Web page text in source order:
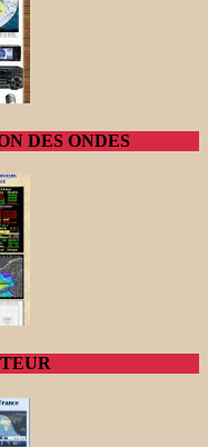
DES ONDES